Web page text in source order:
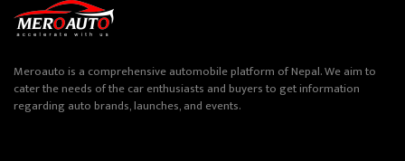
Meroauto is a comprehensive automobile platform of Nepal. We aim to
cater the needs of the car enthusiasts and buyers to get information
regarding auto brands, launches, and events.